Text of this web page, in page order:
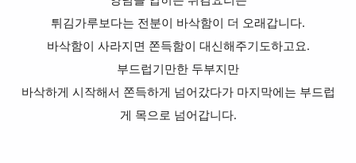
튀김가루보다는 전분이 바삭함이 더 오래갑니다.
바삭함이 사라지면 쫀득함이 대신해주기도하고요.
부드럽기만한 두부지만
바삭하게 시작해서 쫀득하게 넘어갔다가 마지막에는 부드럽
게 목으로 넘어갑니다.